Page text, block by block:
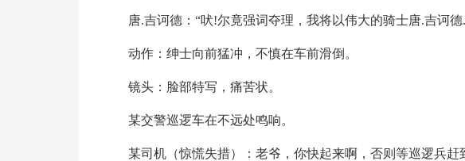
唐.吉诃德：“吠!尔竟强词夺理，我将以伟大的骑士唐.吉诃
动作：绅士向前猛冲，不慎在车前滑倒。
镜头：脸部特写，痛苦状。
某交警巡逻车在不远处鸣响。
某司机（惊慌失措）：老爷，你快起来啊，否则等巡逻兵赶